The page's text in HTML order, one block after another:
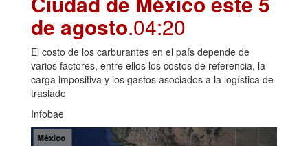
de agosto.04:20
El costo de los carburantes en el país depende de
varios factores, entre ellos los costos de referencia, la
carga impositiva y los gastos asociados a la logística de
traslado
Infobae